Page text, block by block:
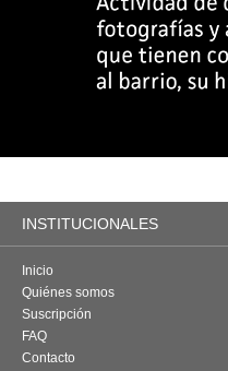
INSTITUCIONALES
Inicio
Quiénes somos
Suscripción
FAQ
Contacto